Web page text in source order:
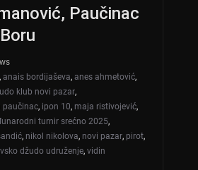
Paučinac
, anais bordijaševa, anes ahmetović,
klub novi pazar,
paučinac, ipon 10, maja ristivojević,
turnir srećno 2025,
, nikol nikolova, novi pazar, pirot,
džudo udruženje, vidin